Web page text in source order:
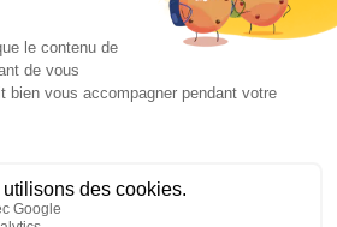
1000 références
meilleur prix.